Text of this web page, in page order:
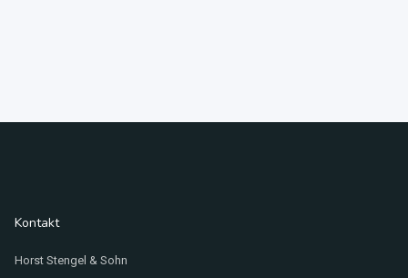
Kontakt
Horst Stengel & Sohn